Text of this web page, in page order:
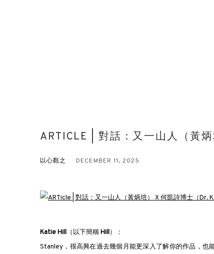
ARTICLE | 對話：又一山人（黃
以心觀之 DECEMBER 11, 2025
Katie Hill （以下簡稱Hill）：
Stanley，很高興在過去幾個月能更深入了解你的作品，也